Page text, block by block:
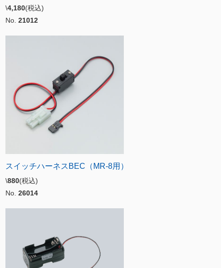
\4,180(税込)
No. 21012
スイッチハーネスBEC（MR-8用）
\880(税込)
No. 26014